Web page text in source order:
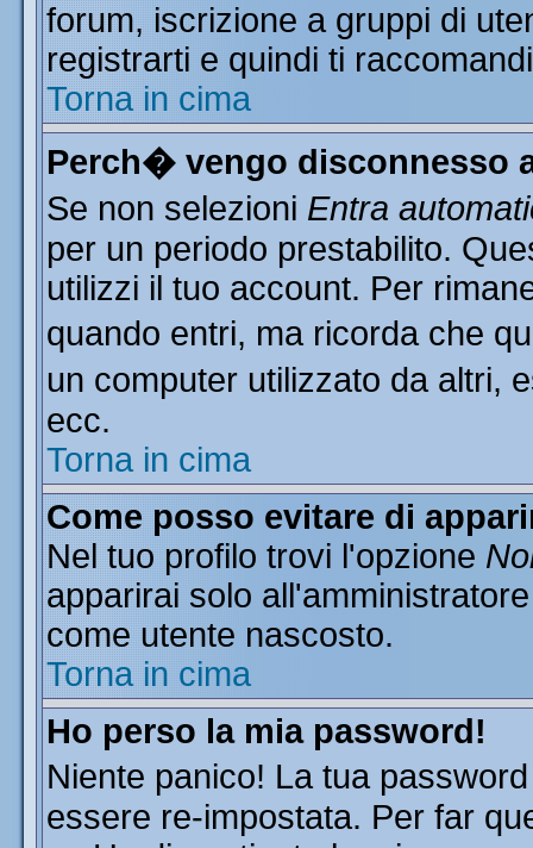
forum, iscrizione a gruppi di
registrarti e quindi ti
Torna in cima
Perch� vengo disconnesso
Se non selezioni Entra
per un periodo prestabilito.
utilizzi il tuo account. Per
quando entri, ma ricorda che
un computer utilizzato da
ecc.
Torna in cima
Come posso evitare di
Nel tuo profilo trovi l'opzione
apparirai solo
come utente nascosto.
Torna in cima
Ho perso la mia password!
Niente panico! La tua
essere re-impostata. Per far